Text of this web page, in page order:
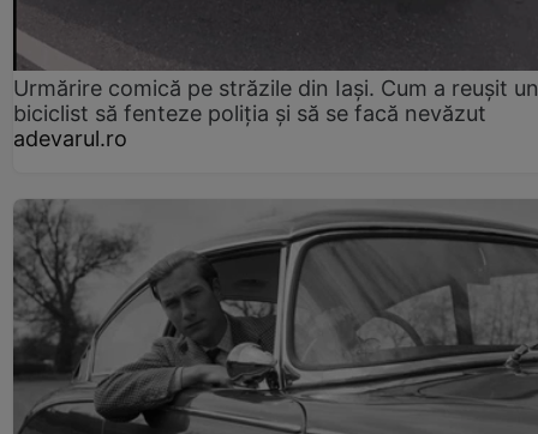
Urmărire comică pe străzile din Iași. Cum a reușit un
biciclist să fenteze poliția și să se facă nevăzut
adevarul.ro